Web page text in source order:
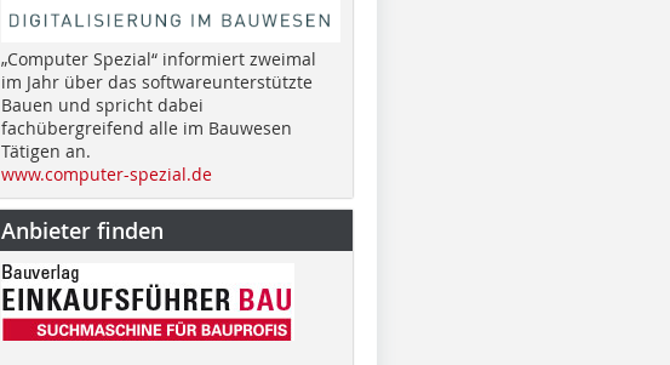
„Computer Spezial“ informiert zweimal
im Jahr über das softwareunterstützte
Bauen und spricht dabei
fachübergreifend alle im Bauwesen
Tätigen an.
www.computer-spezial.de
Anbieter finden